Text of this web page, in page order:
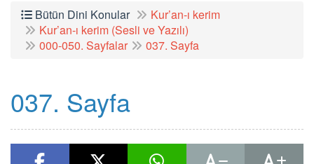
Bütün Dini Konular
Kur’an-ı kerim
Kur’an-ı kerim (Sesli ve Yazılı)
000-050. Sayfalar
037. Sayfa
037. Sayfa